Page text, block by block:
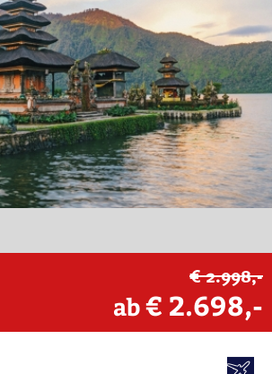
€ 2.998,-
ab€ 2.698,-